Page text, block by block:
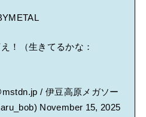
！（生きてるかな：
/ 伊豆高原メガソー
November 15, 2025